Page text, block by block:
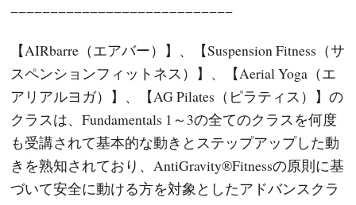
−−−−−−−−−−−−−−−−−−−−−−−−−−−−
【AIRbarre（エアバー）】、【Suspension Fitness（サ
スペンションフィットネス）】、【Aerial Yoga（エ
アリアルヨガ）】、【AG Pilates（ピラティス）】の
クラスは、Fundamentals 1～3の全てのクラスを何度
も受講されて基本的な動きとステップアップした動
きを熟知されており、AntiGravity®Fitnessの原則に基
づいて安全に動ける方を対象としたアドバンスクラ